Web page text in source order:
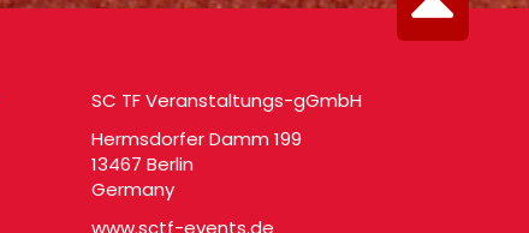
SC TF Veranstaltungs-gGmbH
Hermsdorfer Damm 199
13467 Berlin
Germany
www.sctf-events.de